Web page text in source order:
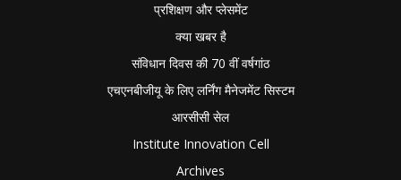
प्रशिक्षण और प्लेसमेंट
क्या खबर है
संविधान दिवस की 70 वीं वर्षगांठ
एचएनबीजीयू के लिए लर्निंग मैनेजमेंट सिस्टम
आरसीसी सेल
Institute Innovation Cell
Archives